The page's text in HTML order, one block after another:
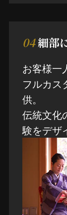
04細部
お客様一
フルカス
供。
伝統文化
験をデザ